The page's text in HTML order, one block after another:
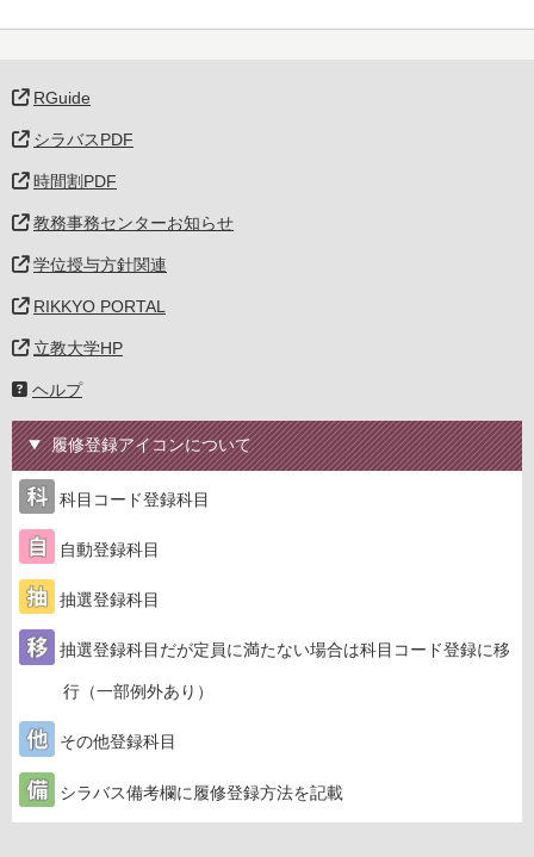
RGuide
シラバスPDF
時間割PDF
教務事務センターお知らせ
学位授与方針関連
RIKKYO PORTAL
立教大学HP
ヘルプ
履修登録アイコンについて
科目コード登録科目
自動登録科目
抽選登録科目
抽選登録科目だが定員に満たない場合は科目コード登録に移
行（一部例外あり）
その他登録科目
シラバス備考欄に履修登録方法を記載